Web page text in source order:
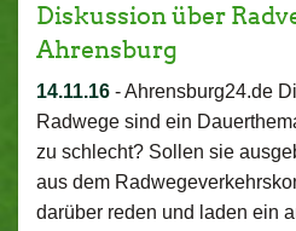
Diskussion über
Ahrensburg
14.11.16 -Ahrensburg24.de
Radwege sind ein
zu schlecht? Sollen sie
aus dem
darüber reden und laden ein